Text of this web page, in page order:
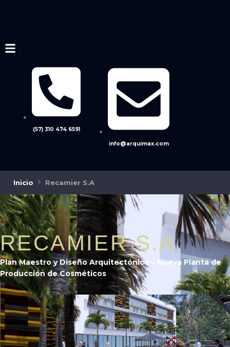
(57) 310 474 6591
info@arquimax.com
Inicio Recamier S.A
RECAMIER S.A
Plan Maestro y Diseño Arquitectónico – Nueva Planta de
Producción de Cosméticos